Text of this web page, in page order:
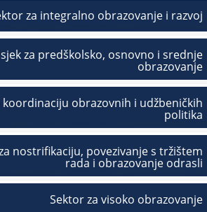
za integralno obrazovanje i razvoj
za predškolsko, osnovno i srednje
obrazovanje
koordinaciju obrazovnih i udžbeničkih
politika
nostrifikaciju, povezivanje s tržištem
rada i obrazovanje odrasli
Sektor za visoko obrazovanje